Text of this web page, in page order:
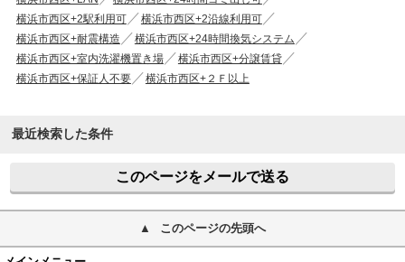
横浜市西区+2駅利用可
横浜市西区+2沿線利用可
横浜市西区+耐震構造
横浜市西区+24時間換気システム
横浜市西区+室内洗濯機置き場
横浜市西区+分譲賃貸
横浜市西区+保証人不要
横浜市西区+２Ｆ以上
最近検索した条件
このページをメールで送る
このページの先頭へ